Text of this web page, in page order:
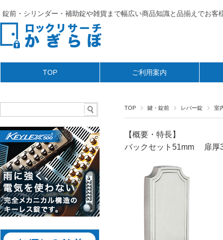
錠前・シリンダー・補助錠や雑貨まで幅広い商品知識と品揃えでお客
TOP ご利用案内
TOP 鍵・錠前 レバー錠 室
【概要・特長】
バックセット51mm 扉厚